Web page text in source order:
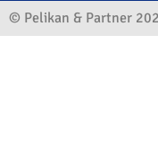
© Pelikan & Partner